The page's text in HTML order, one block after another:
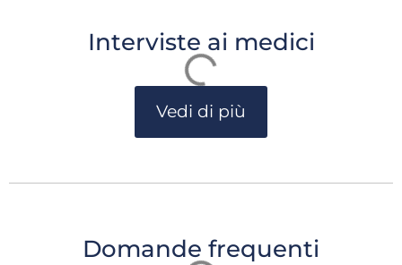
Interviste ai medici
Vedi di più
Domande frequenti